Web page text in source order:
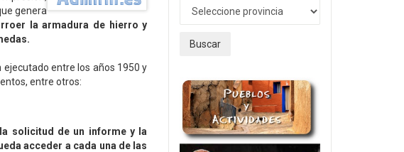
genera
la armadura de hierro y
entre los años 1950 y
entre otros:
solicitud de un informe y la
acceder a cada una de las
Buscar